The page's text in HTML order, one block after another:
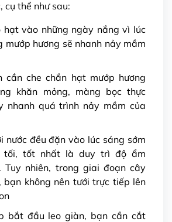
cụ thể như sau:
hạt vào những ngày nắng vì lúc
mướp hương sẽ nhanh nảy mầm
cần che chắn hạt mướp hương
khăn mỏng, màng bọc thực
nhanh quá trình nảy mầm của
nước đều đặn vào lúc sáng sớm
tối, tốt nhất là duy trì độ ẩm
Tuy nhiên, trong giai đoạn cây
bạn không nên tưới trực tiếp lên
bắt đầu leo giàn, bạn cần cắt